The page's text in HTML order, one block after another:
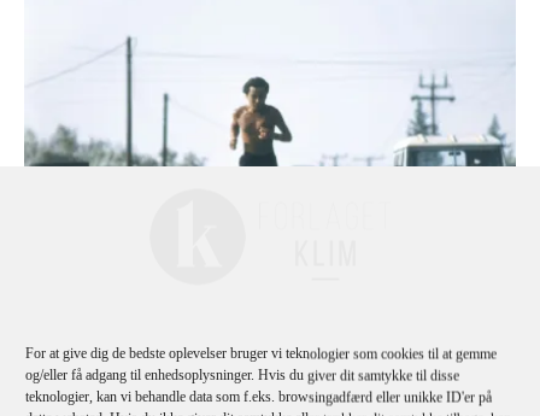
For at give dig de bedste oplevelser bruger vi teknologier som cookies til at gemme
og/eller få adgang til enhedsoplysninger. Hvis du giver dit samtykke til disse
teknologier, kan vi behandle data som f.eks. browsingadfærd eller unikke ID'er på
Haruki Murakami